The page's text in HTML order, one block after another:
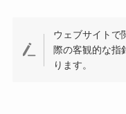
ウェブサイトで
際の客観的な指
ります。